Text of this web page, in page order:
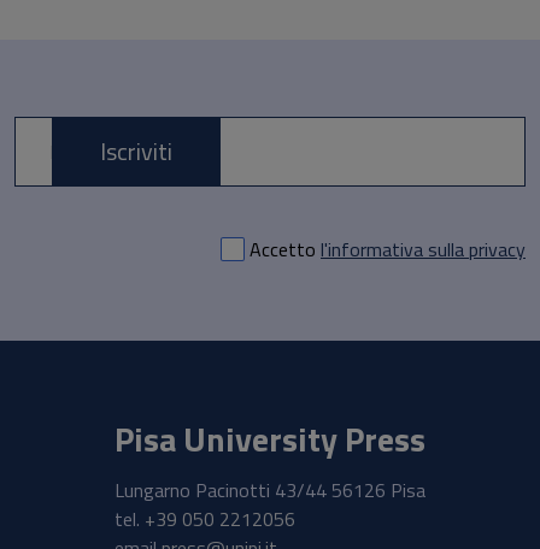
E-mail *
Accetto l'informativa sulla privacy
Iscriviti
Pisa University Press
Lungarno Pacinotti 43/44 56126 Pisa
tel. +39 050 2212056